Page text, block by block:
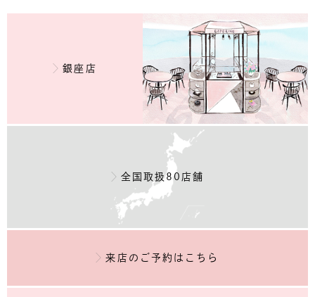
銀座店
全国取扱80店舗
来店のご予約 はこちら